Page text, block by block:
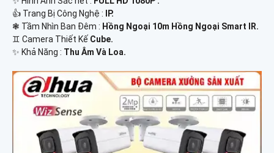
👍 Trang Bị Công Nghệ :
IP.
❃ Tầm Nhìn Ban Đêm : Hồng Ngoại 10m Hồng Ngoại Smart IR.
♊ Camera Thiết Kế Cube.
️✨ Khả Năng : Thu Âm Và Loa.